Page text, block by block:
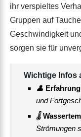
ihr verspieltes
Gruppen auf
Geschwindigkeit
sorgen sie für
Wichtige Infos
👤
und
🌡
Strömungen